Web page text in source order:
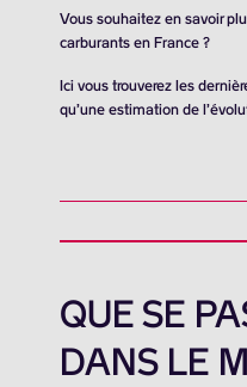
Vous souhaitez en savoir
carburants en France ?
Ici vous trouverez les
qu’une estimation de
QUE SE
DANS LE